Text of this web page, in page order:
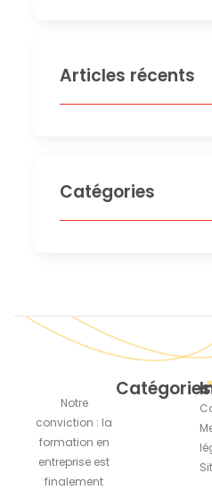
Articles récents
Catégories
Notre
conviction : la
formation en
entreprise est
finalement
Catégories